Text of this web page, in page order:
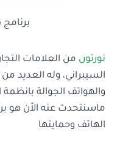
نورتون من العلامات
السيبراني، وله العديد
والهواتف الجوالة بانظمة
ماسنتحدث عنه الاًن هو
الهاتف وحمايتها